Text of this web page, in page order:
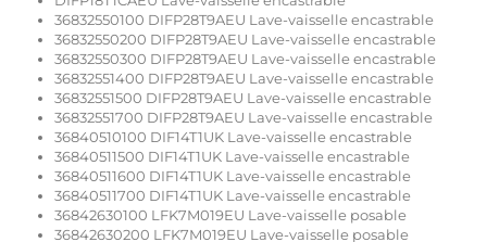
36832550100 DIFP28T9AEU Lave-vaisselle encastrable
36832550200 DIFP28T9AEU Lave-vaisselle encastrable
36832550300 DIFP28T9AEU Lave-vaisselle encastrable
36832551400 DIFP28T9AEU Lave-vaisselle encastrable
36832551500 DIFP28T9AEU Lave-vaisselle encastrable
36832551700 DIFP28T9AEU Lave-vaisselle encastrable
36840510100 DIF14T1UK Lave-vaisselle encastrable
36840511500 DIF14T1UK Lave-vaisselle encastrable
36840511600 DIF14T1UK Lave-vaisselle encastrable
36840511700 DIF14T1UK Lave-vaisselle encastrable
36842630100 LFK7M019EU Lave-vaisselle posable
36842630200 LFK7M019EU Lave-vaisselle posable